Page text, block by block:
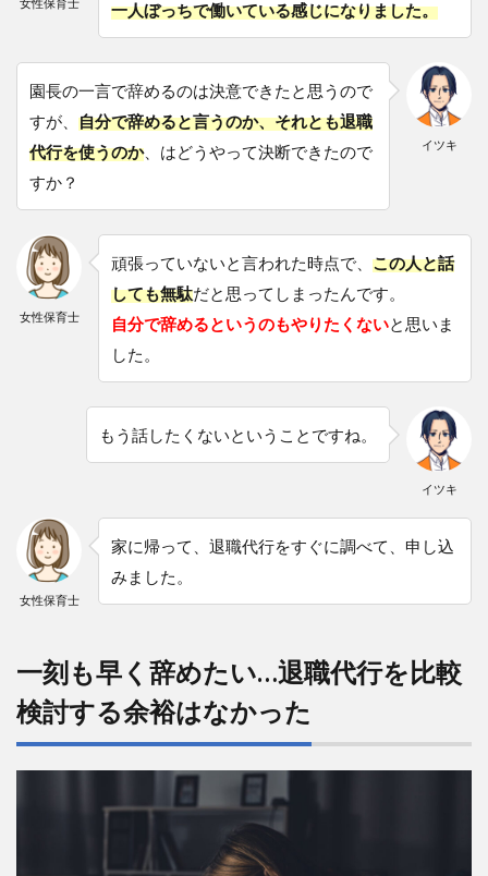
一人ぼっちで働いている感じになりました。
イツキ
園長の一言で辞めるのは決意できたと思うので
すが、 自分で辞めると言うのか、それとも退職
代行を使うのか、はどうやって決断できたので
すか？
女性保育士
頑張っていないと言われた時点で、 この人と話
しても無駄だと思ってしまったんです。
自分で辞めるというのもやりたくないと思いま
した。
イツキ
もう話したくないということですね。
女性保育士
家に帰って、退職代行をすぐに調べて、申し込
みました。
一刻も早く辞めたい…退職代行を比較
検討する余裕はなかった